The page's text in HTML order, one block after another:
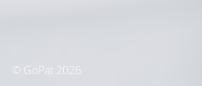
© GoPat 2026